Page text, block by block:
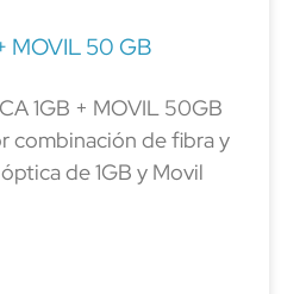
MOVIL 50 GB
1GB + MOVIL 50GB
combinación de fibra y
de 1GB y Movil